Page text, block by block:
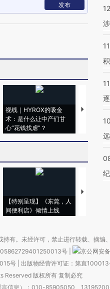
发布
视线｜HYROX的吸金
术：是什么让中产们甘
心“花钱找虐”？
马航飞行
粒摇头丸
【特别呈现】《东莞，人
间便利店》倾情上线
【推广】
有。未经许可，禁止进行转载、摘编
号
京公网安
号| 出版物经营许可证：第直100013
Reserved 版权所有 复制必究
言信息）：010-85905050